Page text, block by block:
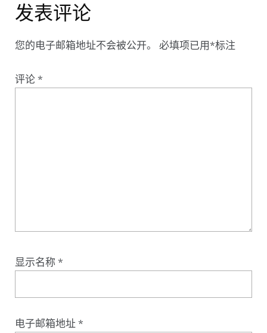
发表评论
您的电子邮箱地址不会被公开。 必填项已用*标注
评论*
显示名称 *
电子邮箱地址 *